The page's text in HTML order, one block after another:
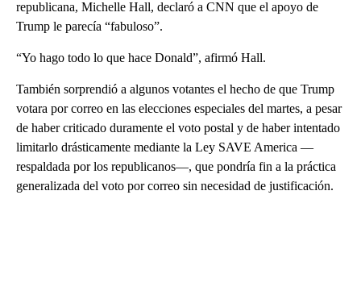
republicana, Michelle Hall, declaró a CNN que el apoyo de
Trump le parecía “fabuloso”.
“Yo hago todo lo que hace Donald”, afirmó Hall.
También sorprendió a algunos votantes el hecho de que Trump
votara por correo en las elecciones especiales del martes, a pesar
de haber criticado duramente el voto postal y de haber intentado
limitarlo drásticamente mediante la Ley SAVE America —
respaldada por los republicanos—, que pondría fin a la práctica
generalizada del voto por correo sin necesidad de justificación.